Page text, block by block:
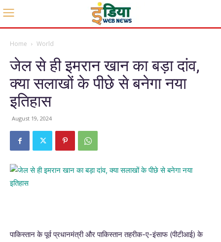
Home World
जेल से ही इमरान खान का बड़ा दांव,
क्या सलाखों के पीछे से बनेगा नया
इतिहास
August 19, 2024
पाकिस्तान के पूर्व प्रधानमंत्री और पाकिस्तान तहरीक-ए-इंसाफ (पीटीआई) के